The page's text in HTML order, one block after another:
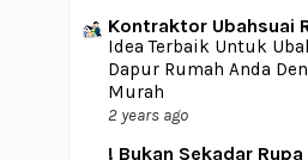
Kontraktor Ubahsuai
Idea Terbaik Untuk
Dapur Rumah Anda
Murah
2 years ago
! Bukan Sekadar Rupa